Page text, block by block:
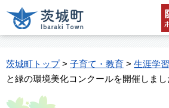
茨城町トップ> 子育て・教育 > 生涯学
と緑の環境美化コンクールを開催しまし